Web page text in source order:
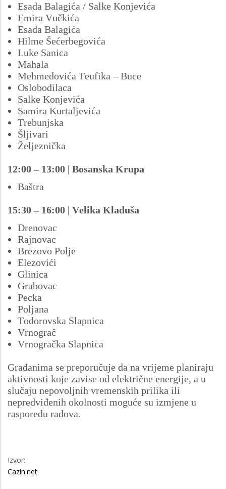
Esada Balagića / Salke Konjevića
Emira Vučkića
Esada Balagića
Hilme Šećerbegovića
Luke Sanica
Mahala
Mehmedovića Teufika – Buce
Oslobodilaca
Salke Konjevića
Samira Kurtaljevića
Trebunjska
Šljivari
Željeznička
12:00 – 13:00 | Bosanska Krupa
Baštra
15:30 – 16:00 | Velika Kladuša
Drenovac
Rajnovac
Brezovo Polje
Elezovići
Glinica
Grabovac
Pecka
Poljana
Todorovska Slapnica
Vrnograč
Vrnogračka Slapnica
Građanima se preporučuje da na vrijeme planiraju
aktivnosti koje zavise od električne energije, a u
slučaju nepovoljnih vremenskih prilika ili
nepredviđenih okolnosti moguće su izmjene u
rasporedu radova.
Izvor:
Cazin.net